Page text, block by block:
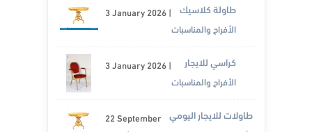
طاولة كلاسيك 3 January 2026|
الأفراح والمناسبات
كراسي للايجار 3 January 2026|
الأفراح والمناسبات
طاولات للايجار اليومي
22 September